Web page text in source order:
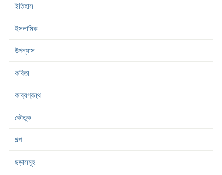
ইতিহাস
ইসলামিক
উপন্যাস
কবিতা
কাব্যগ্রন্থ
কৌতুক
গল্প
ছড়াসমূহ